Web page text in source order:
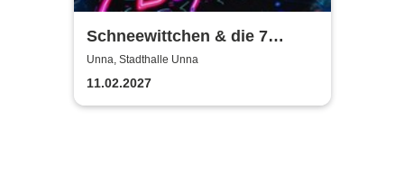
Schneewittchen & die 7
Boybands - THEATERHITS
präsentiert
Unna, Stadthalle Unna
11.02.2027